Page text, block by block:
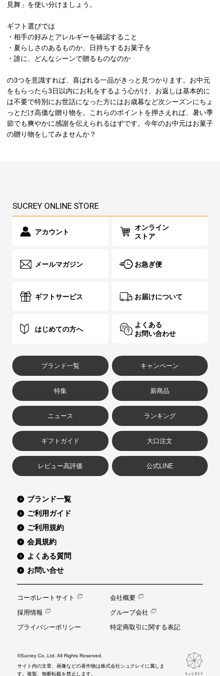
見舞」を使い分けましょう。
ギフト選びでは
・相手の好みとアレルギーを確認すること
・夏らしさのあるものか、日持ちするお菓子を
・誰に、どんなシーンで贈るものなのか
の3つを意識すれば、喜ばれる一品がきっと見つかります。お中元
をもらったら3日以内にお礼をするよう心がけ、お返しは基本的に
は不要で特別にお世話になった方にはお歳暮など次シーズンにちょ
っとだけ高価な贈り物を。これらのポイントを押さえれば、暑い季
節でも爽やかに感謝を伝えられるはずです。今年のお中元はお菓子
の贈り物をしてみませんか？
SUCREY ONLINE STORE
アカウント
オンライン
ストア
メールマガジン お急ぎ便
ギフトサービス お届けについて
はじめての方へ
よくある
お問い合わせ
ブランド一覧 キャンペーン
特集 新商品
ニュース ランキング
ギフトガイド 大口注文
レビュー高評価 公式LINE
ブランド一覧
ご利用ガイド
ご利用規約
会員規約
よくある質問
お問い合せ
コーポレートサイト
会社概要
採用情報
グループ会社
プライバシーポリシー
特定商取引に関する表記
©Sucrey Co.,Ltd. All Rights Reserved.
サイト内の文章、画像などの著作物は株式会社シュクレイに属しま
す。複製、無断転載を禁止します。